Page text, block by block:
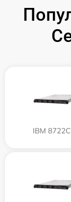
IBM